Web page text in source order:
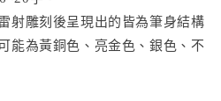
射雕刻後呈現出的皆為筆身結構
能為黃銅色、亮金色、銀色、不